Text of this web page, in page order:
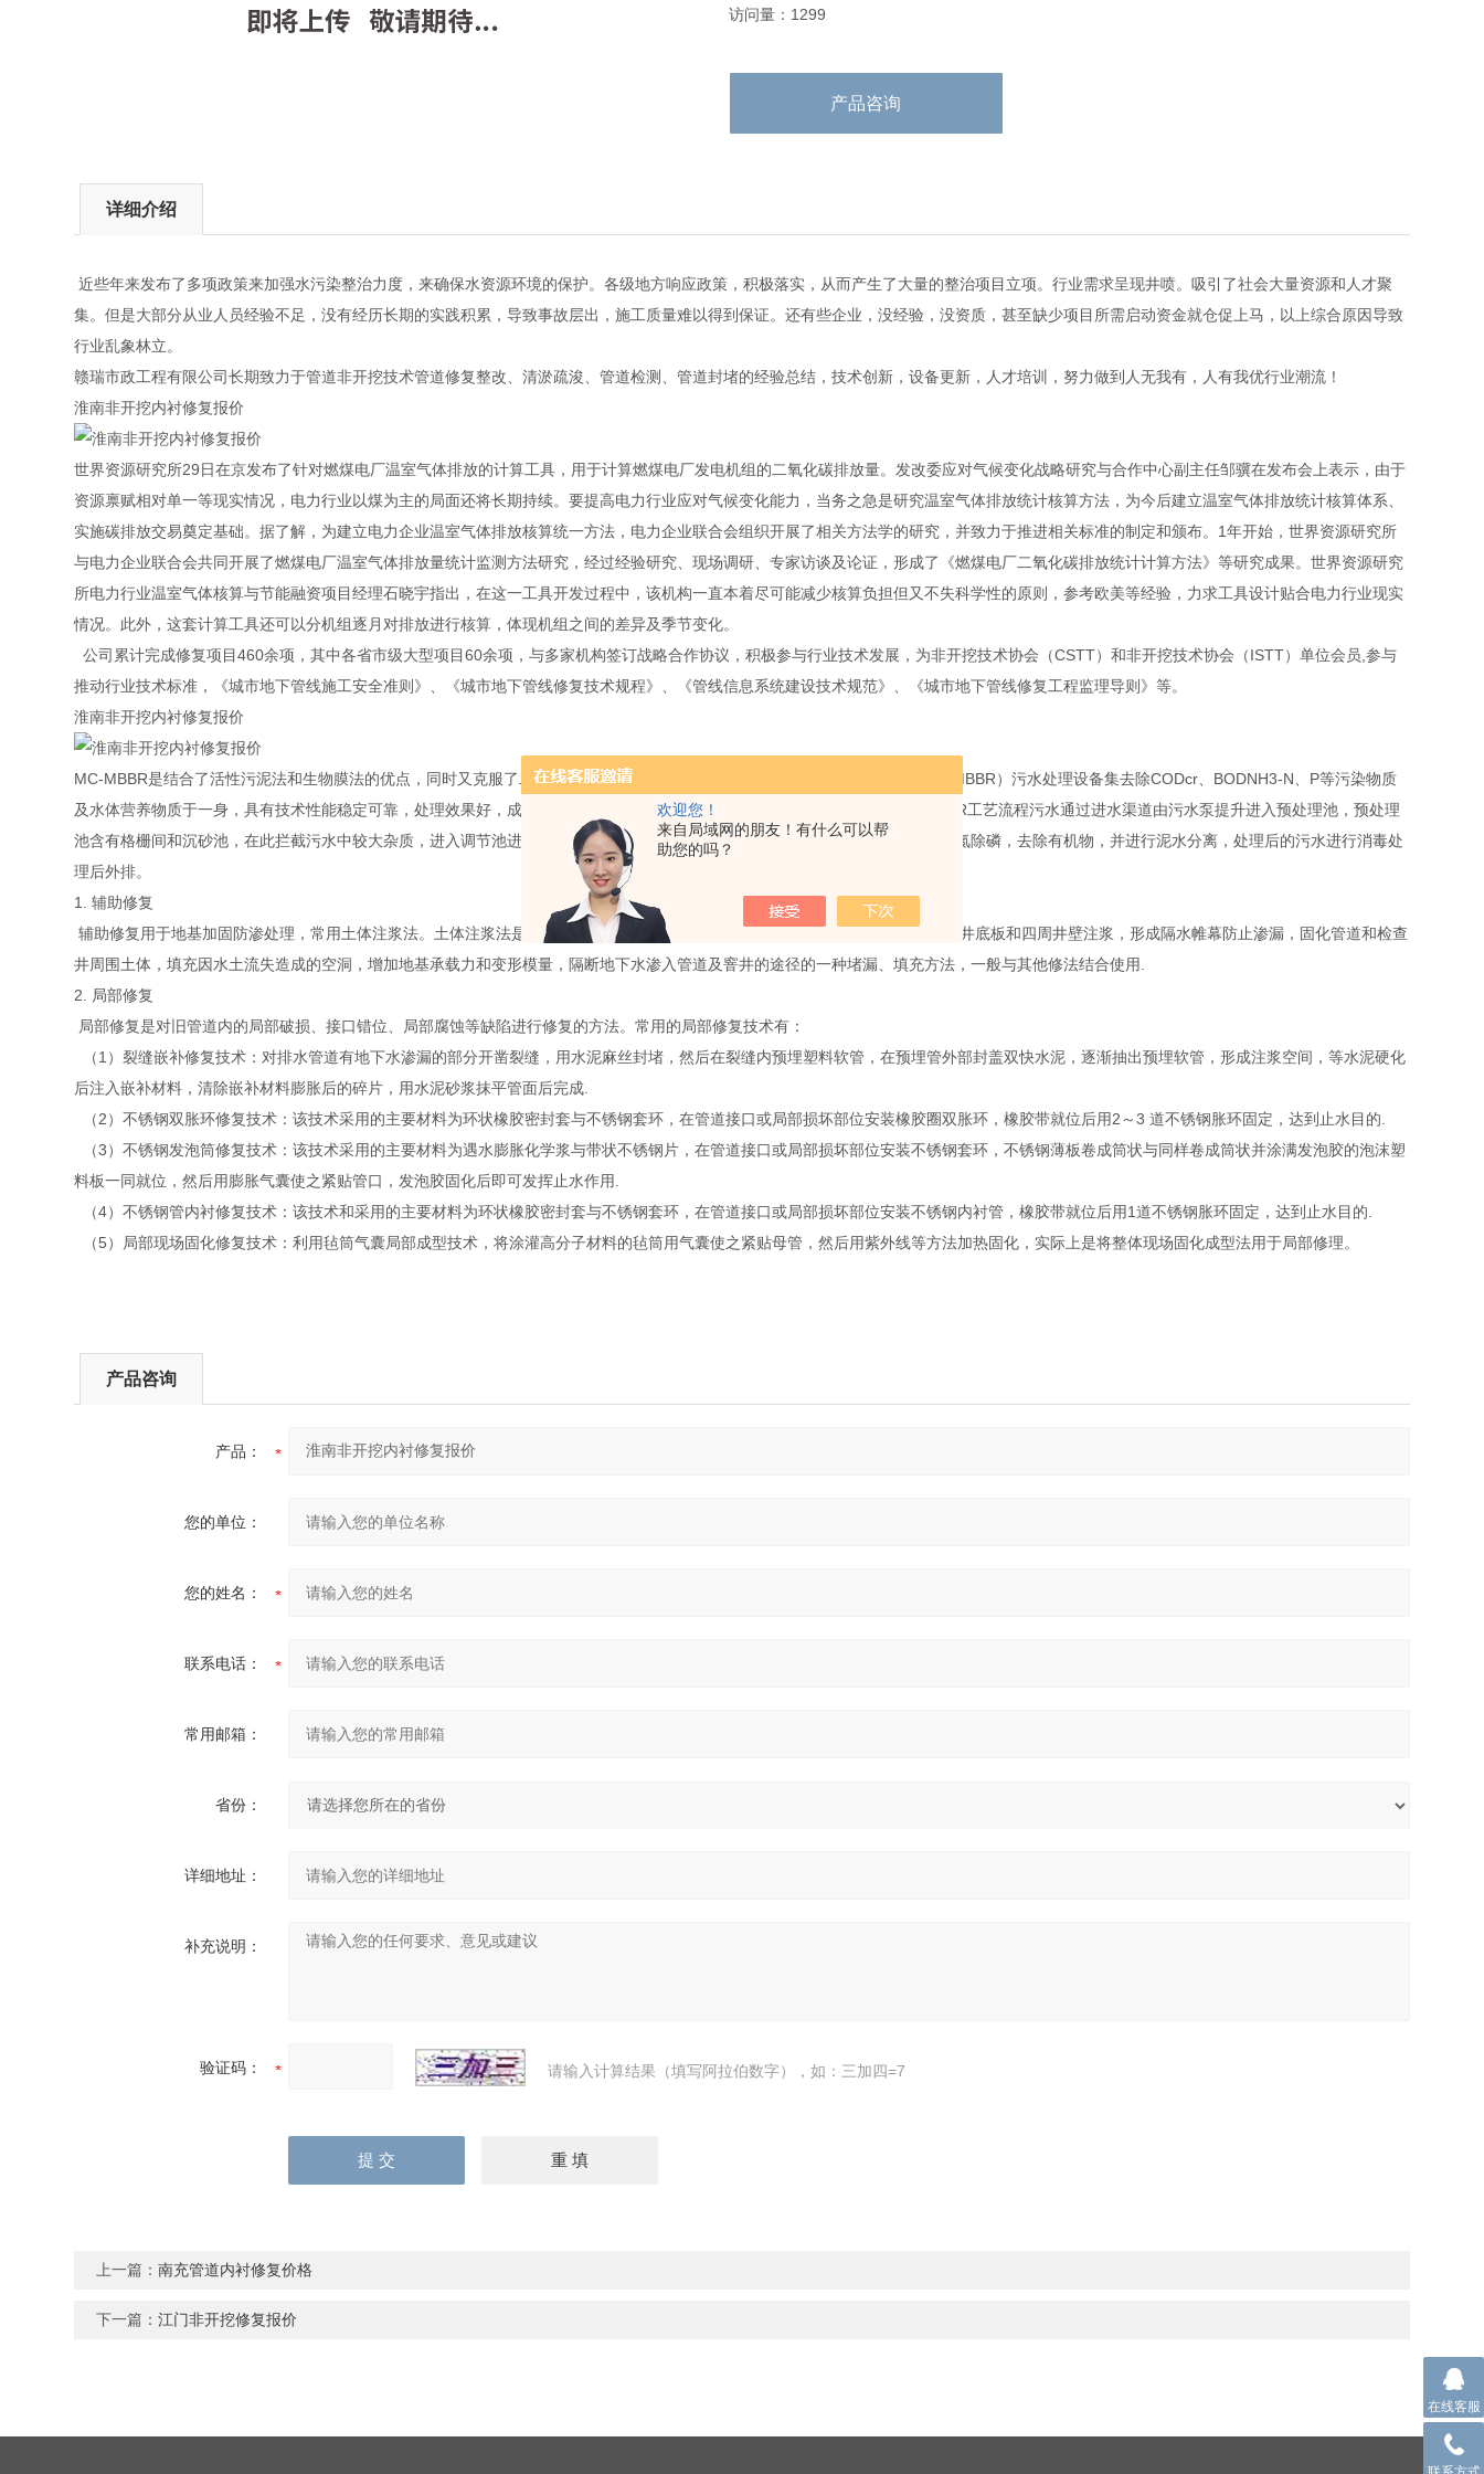
欢迎您！
来自局域网的朋友！有什么可以帮
助您的吗？
访问量：1299
产品咨询
详细介绍
近些年来发布了多项政策来加强水污染整治力度，来确保水资源环境的保护。各级地方响应政策，积极落实，从而产生了大量的整治项目立项。行业需求呈现井喷。吸引了社会大量资源和人才聚
集。但是大部分从业人员经验不足，没有经历长期的实践积累，导致事故层出，施工质量难以得到保证。还有些企业，没经验，没资质，甚至缺少项目所需启动资金就仓促上马，以上综合原因导致
行业乱象林立。
赣瑞市政工程有限公司长期致力于管道非开挖技术管道修复整改、清淤疏浚、管道检测、管道封堵的经验总结，技术创新，设备更新，人才培训，努力做到人无我有，人有我优行业潮流！
淮南非开挖内衬修复报价
世界资源研究所29日在京发布了针对燃煤电厂温室气体排放的计算工具，用于计算燃煤电厂发电机组的二氧化碳排放量。发改委应对气候变化战略研究与合作中心副主任邹骥在发布会上表示，由于
资源禀赋相对单一等现实情况，电力行业以煤为主的局面还将长期持续。要提高电力行业应对气候变化能力，当务之急是研究温室气体排放统计核算方法，为今后建立温室气体排放统计核算体系、
实施碳排放交易奠定基础。据了解，为建立电力企业温室气体排放核算统一方法，电力企业联合会组织开展了相关方法学的研究，并致力于推进相关标准的制定和颁布。1年开始，世界资源研究所
与电力企业联合会共同开展了燃煤电厂温室气体排放量统计监测方法研究，经过经验研究、现场调研、专家访谈及论证，形成了《燃煤电厂二氧化碳排放统计计算方法》等研究成果。世界资源研究
所电力行业温室气体核算与节能融资项目经理石晓宇指出，在这一工具开发过程中，该机构一直本着尽可能减少核算负担但又不失科学性的原则，参考欧美等经验，力求工具设计贴合电力行业现实
情况。此外，这套计算工具还可以分机组逐月对排放进行核算，体现机组之间的差异及季节变化。
公司累计完成修复项目460余项，其中各省市级大型项目60余项，与多家机构签订战略合作协议，积极参与行业技术发展，为非开挖技术协会（CSTT）和非开挖技术协会（ISTT）单位会员,参与
推动行业技术标准，《城市地下管线施工安全准则》、《城市地下管线修复技术规程》、《管线信息系统建设技术规范》、《城市地下管线修复工程监理导则》等。
淮南非开挖内衬修复报价
MC-MBBR是结合了活性污泥法和生物膜法的优点，同时又克服了二者的缺点而研制的一种新型生物反应器。移动床生物膜反应（MBBR）污水处理设备集去除CODcr、BODNH3-N、P等污染物质
及水体营养物质于一身，具有技术性能稳定可靠，处理效果好，成本及运行费用低，占地面积少，维护管理方便等优点。MC-MBBR工艺流程污水通过进水渠道由污水泵提升进入预处理池，预处理
池含有格栅间和沉砂池，在此拦截污水中较大杂质，进入调节池进行调节，调节后进入多级复合移动床生物膜反应器，进行生物脱氮除磷，去除有机物，并进行泥水分离，处理后的污水进行消毒处
理后外排。
1. 辅助修复
辅助修复用于地基加固防渗处理，常用土体注浆法。土体注浆法是通过管内向外或地面向下对排水管道周围土体和接口部位、检查井底板和四周井壁注浆，形成隔水帷幕防止渗漏，固化管道和检查
井周围土体，填充因水土流失造成的空洞，增加地基承载力和变形模量，隔断地下水渗入管道及窨井的途径的一种堵漏、填充方法，一般与其他修法结合使用.
2. 局部修复
局部修复是对旧管道内的局部破损、接口错位、局部腐蚀等缺陷进行修复的方法。常用的局部修复技术有：
（1）裂缝嵌补修复技术：对排水管道有地下水渗漏的部分开凿裂缝，用水泥麻丝封堵，然后在裂缝内预埋塑料软管，在预埋管外部封盖双快水泥，逐渐抽出预埋软管，形成注浆空间，等水泥硬化
后注入嵌补材料，清除嵌补材料膨胀后的碎片，用水泥砂浆抹平管面后完成.
（2）不锈钢双胀环修复技术：该技术采用的主要材料为环状橡胶密封套与不锈钢套环，在管道接口或局部损坏部位安装橡胶圈双胀环，橡胶带就位后用2～3 道不锈钢胀环固定，达到止水目的.
（3）不锈钢发泡筒修复技术：该技术采用的主要材料为遇水膨胀化学浆与带状不锈钢片，在管道接口或局部损坏部位安装不锈钢套环，不锈钢薄板卷成筒状与同样卷成筒状并涂满发泡胶的泡沫塑
料板一同就位，然后用膨胀气囊使之紧贴管口，发泡胶固化后即可发挥止水作用.
（4）不锈钢管内衬修复技术：该技术和采用的主要材料为环状橡胶密封套与不锈钢套环，在管道接口或局部损坏部位安装不锈钢内衬管，橡胶带就位后用1道不锈钢胀环固定，达到止水目的.
（5）局部现场固化修复技术：利用毡筒气囊局部成型技术，将涂灌高分子材料的毡筒用气囊使之紧贴母管，然后用紫外线等方法加热固化，实际上是将整体现场固化成型法用于局部修理。
产品咨询
产品：
您的单位：
您的姓名：
联系电话：
常用邮箱：
省份：
详细地址：
补充说明：
验证码： 请输入计算结果（填写阿拉伯数字），如：三加四=7
上一篇：南充管道内衬修复价格
下一篇：江门非开挖修复报价
在线客服